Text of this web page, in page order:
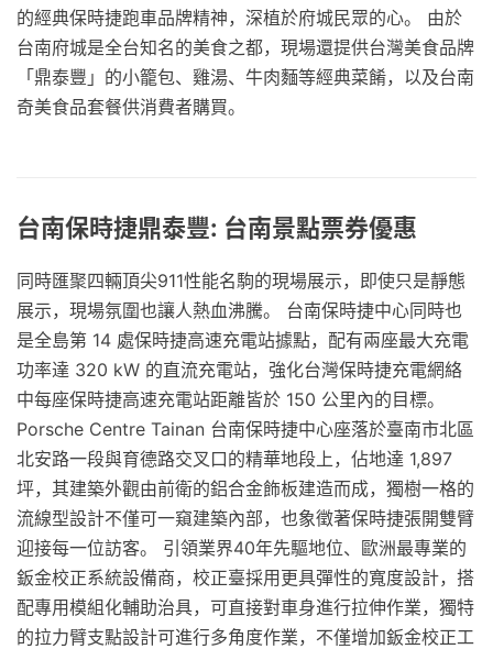
的經典保時捷跑車品牌精神，深植於府城民眾的心。 由於
台南府城是全台知名的美食之都，現場還提供台灣美食品牌
「鼎泰豐」的小籠包、雞湯、牛肉麵等經典菜餚，以及台南
奇美食品套餐供消費者購買。
台南保時捷鼎泰豐: 台南景點票券優惠
同時匯聚四輛頂尖911性能名駒的現場展示，即使只是靜態
展示，現場氛圍也讓人熱血沸騰。 台南保時捷中心同時也
是全島第 14 處保時捷高速充電站據點，配有兩座最大充電
功率達 320 kW 的直流充電站，強化台灣保時捷充電網絡
中每座保時捷高速充電站距離皆於 150 公里內的目標。
Porsche Centre Tainan 台南保時捷中心座落於臺南市北區
北安路一段與育德路交叉口的精華地段上，佔地達 1,897
坪，其建築外觀由前衛的鋁合金飾板建造而成，獨樹一格的
流線型設計不僅可一窺建築內部，也象徵著保時捷張開雙臂
迎接每一位訪客。 引領業界40年先驅地位、歐洲最專業的
鈑金校正系統設備商，校正臺採用更具彈性的寬度設計，搭
配專用模組化輔助治具，可直接對車身進行拉伸作業，獨特
的拉力臂支點設計可進行多角度作業，不僅增加鈑金校正工